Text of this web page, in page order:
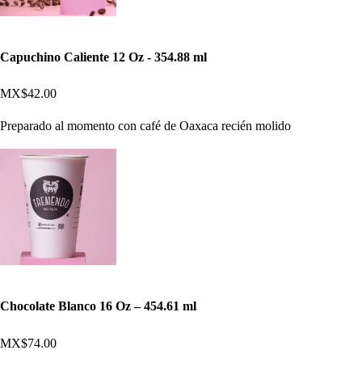
Capuchino Caliente 12 Oz - 354.88 ml
MX$42.00
Preparado al momento con café de Oaxaca recién molido
Chocolate Blanco 16 Oz – 454.61 ml
MX$74.00